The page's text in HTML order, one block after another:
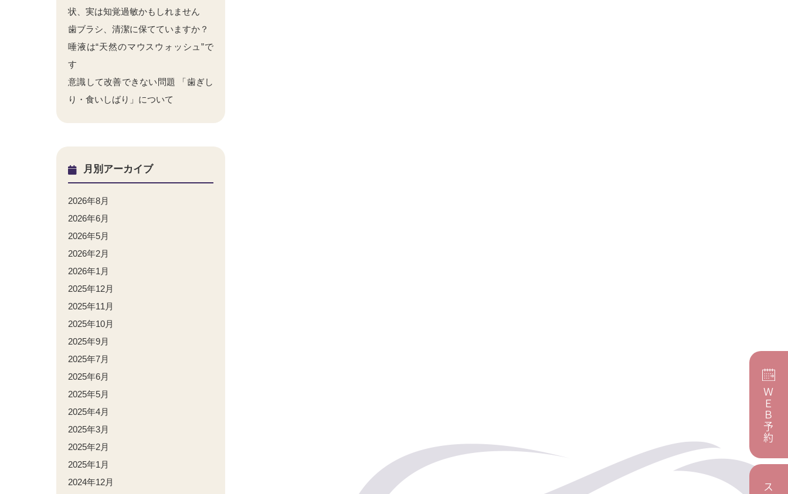
ＷＥＢ予約
状、実は知覚過敏かもしれません
歯ブラシ、清潔に保てていますか？
唾液は“天然のマウスウォッシュ”で
す
意識して改善できない問題 「歯ぎし
り・食いしばり」について
月別アーカイブ
2026年8月
2026年6月
2026年5月
2026年2月
2026年1月
2025年12月
2025年11月
2025年10月
2025年9月
2025年7月
2025年6月
2025年5月
2025年4月
2025年3月
2025年2月
2025年1月
2024年12月